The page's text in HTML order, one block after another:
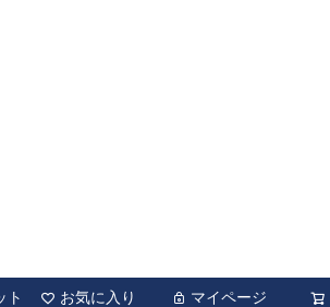
ト
お気に入り マイページ